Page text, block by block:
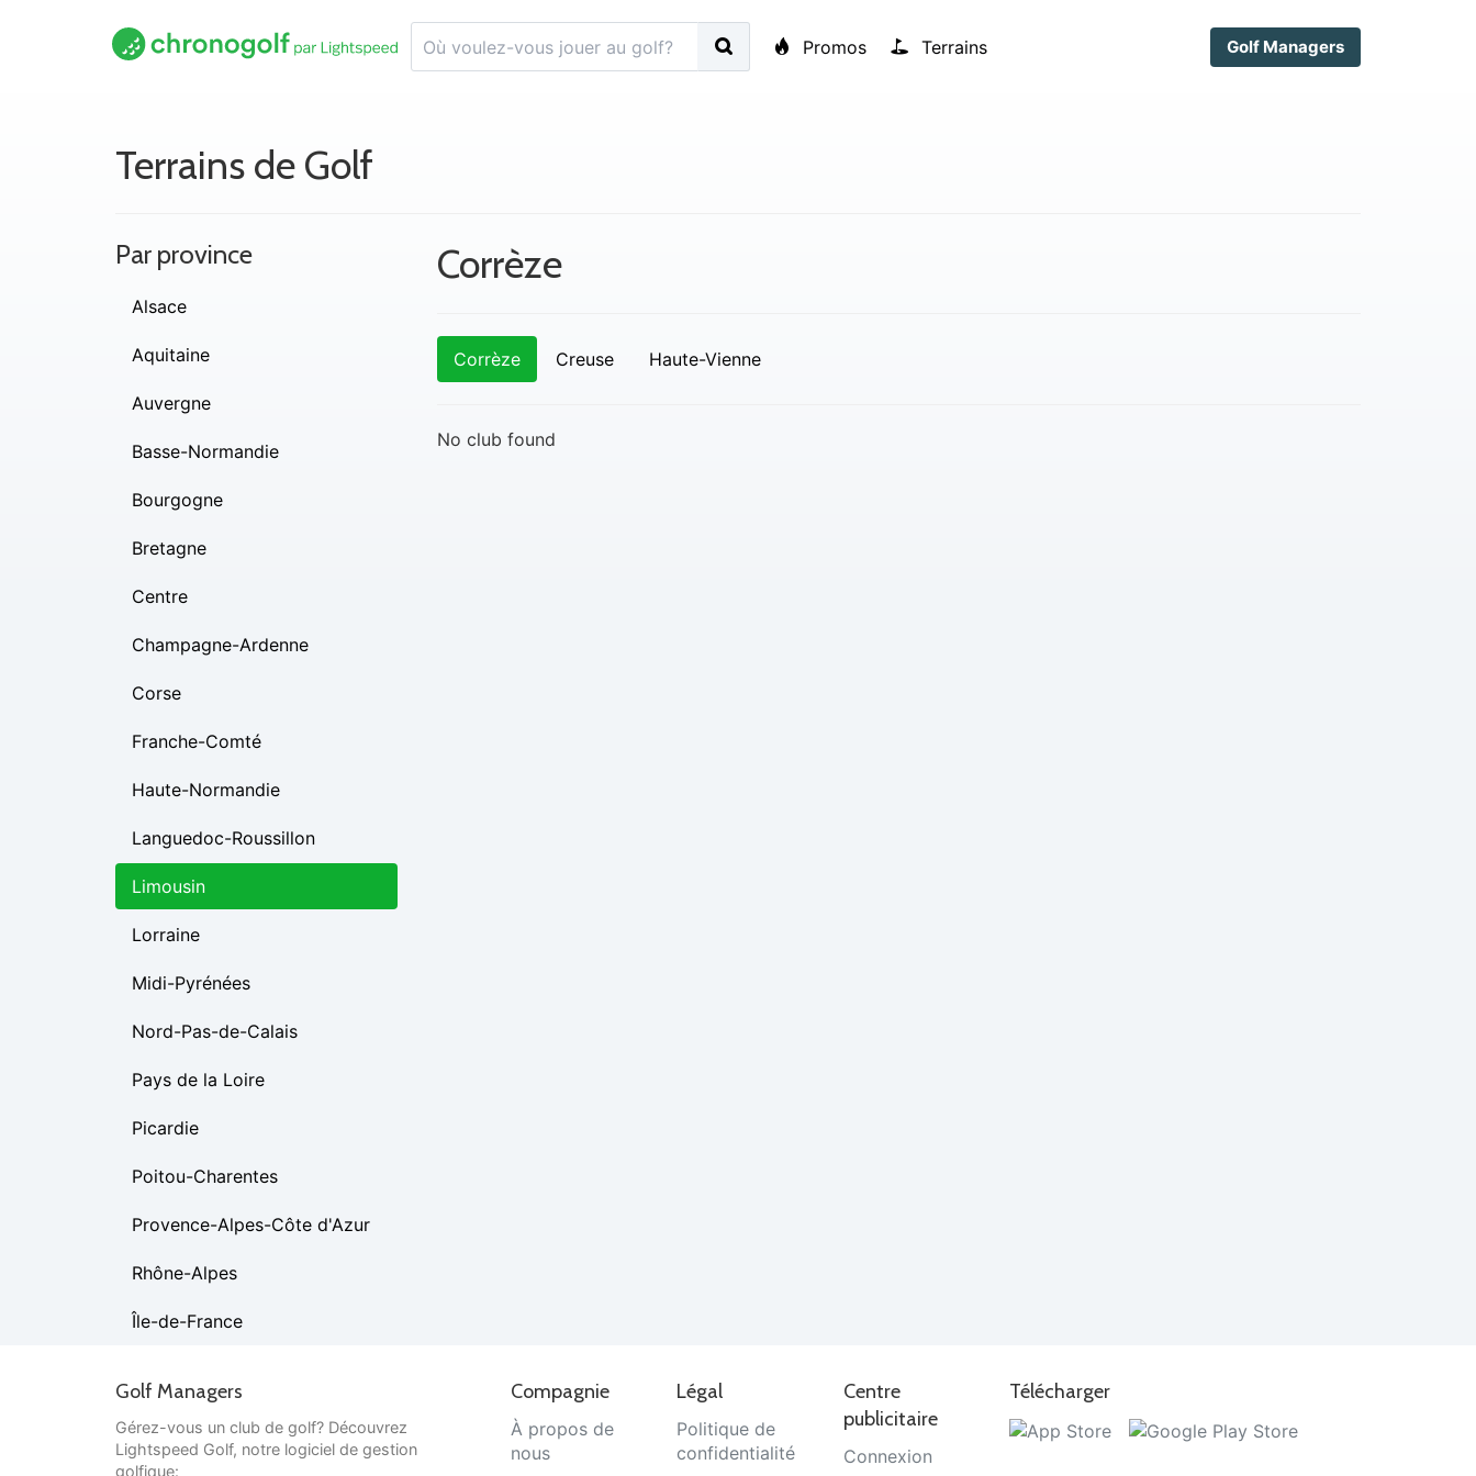
Promos Terrains Golf Managers
Terrains de Golf
Corrèze
Corrèze Creuse Haute-Vienne
No club found
Par province
Alsace
Aquitaine
Auvergne
Basse-Normandie
Bourgogne
Bretagne
Centre
Champagne-Ardenne
Corse
Franche-Comté
Haute-Normandie
Languedoc-Roussillon
Limousin
Lorraine
Midi-Pyrénées
Nord-Pas-de-Calais
Pays de la Loire
Picardie
Poitou-Charentes
Provence-Alpes-Côte d'Azur
Rhône-Alpes
Île-de-France
Golf Managers
Gérez-vous un club de golf? Découvrez
Lightspeed Golf, notre logiciel de gestion
golfique:
Compagnie
À propos de
nous
Légal
Politique de
confidentialité
Centre
publicitaire
Connexion
Télécharger